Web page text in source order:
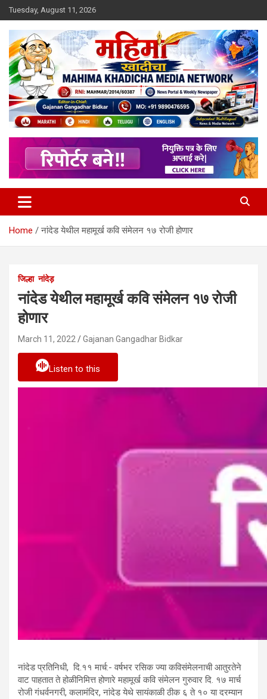
Skip
to
content
Tuesday, August 11, 2026
Mahimakhadicha
Home नांदेड येथील महामूर्ख कवि संमेलन १७ रोजी होणार
जिल्हा नांदेड़
नांदेड येथील महामूर्ख कवि संमेलन १७ रोजी
होणार
March 11, 2022 Gajanan Gangadhar Bidkar
Listen to this
नांदेड प्रतिनिधी, दि.११ मार्च:- वर्षभर रसिक ज्या कविसंमेलनाची आतुरतेने
वाट पाहतात ते होळीनिमित्त होणारे महामूर्ख कवि संमेलन गुरुवार दि. १७ मार्च
रोजी गंधर्वनगरी, कलामंदिर, नांदेड येथे सायंकाळी ठीक ६ ते १० या दरम्यान